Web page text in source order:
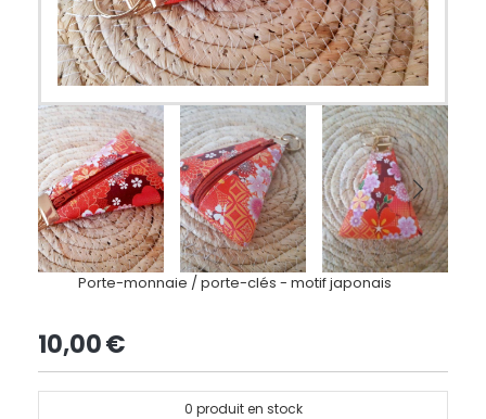
Porte-monnaie / porte-clés - motif japonais
10,00€
0 produit en stock